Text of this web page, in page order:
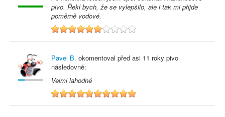
pivo. Řekl bych, že se vylepšilo, ale i tak mi přijde
poměrně vodové.
6
Pavel B. okomentoval před asi 11 roky pivo
následovně:
Velmi lahodné